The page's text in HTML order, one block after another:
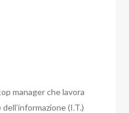
manager che lavora
(I.T.)